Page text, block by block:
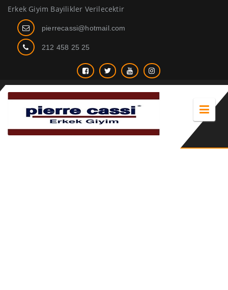
Erkek Giyim Bayilikler Verilecektir
pierrecassi@hotmail.com
212 458 25 25